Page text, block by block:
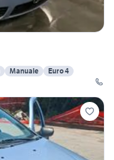
Manuale
Euro 4